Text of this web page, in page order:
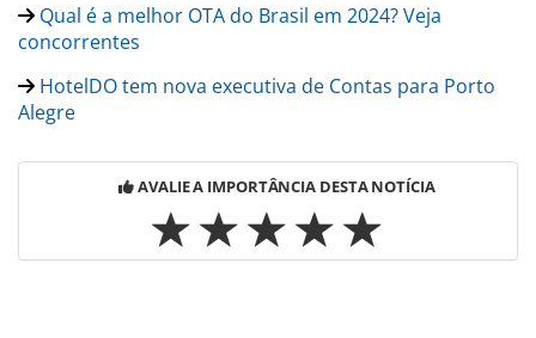
Qual é a melhor OTA do Brasil em 2024? Veja
concorrentes
HotelDO tem nova executiva de Contas para Porto
Alegre
AVALIE A IMPORTÂNCIA DESTA NOTÍCIA